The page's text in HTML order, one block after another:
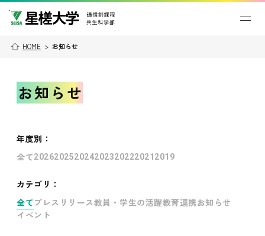
HOME > お知らせ
お知らせ
年度別 ：
全て202620252024202320222021 2019
カテゴリ：
全て プレスリリース教員・学生の活躍教育連携お知らせ
イベント